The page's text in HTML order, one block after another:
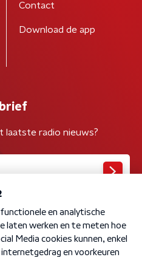
Contact
Download de app
laatste radio nieuws?